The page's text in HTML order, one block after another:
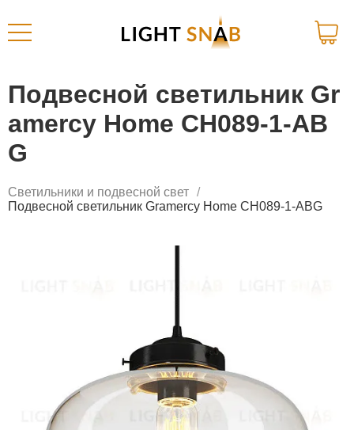
Подвесной светильник Gr
amercy Home CH089-1-AB
G
Светильники и подвесной свет
Подвесной светильник Gramercy Home CH089-1-ABG